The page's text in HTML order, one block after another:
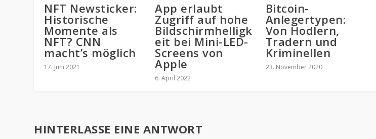
NFT Newsticker:
Historische
Momente als
NFT? CNN
macht’s möglich
17. Juni 2021
App erlaubt
Zugriff auf hohe
Bildschirmhelligk
eit bei Mini-LED-
Screens von
Apple
6. April 2022
Bitcoin-
Anlegertypen:
Von Hodlern,
Tradern und
Kriminellen
23. November 2020
HINTERLASSE EINE ANTWORT